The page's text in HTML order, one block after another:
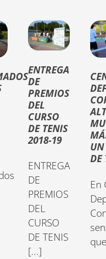
ENTREGA
DE
PREMIOS
DEL
CURSO
DE TENIS
2018-19
ENTREGA
DE
PREMIOS
DEL
CURSO
DE TENIS
[...]
DE
En